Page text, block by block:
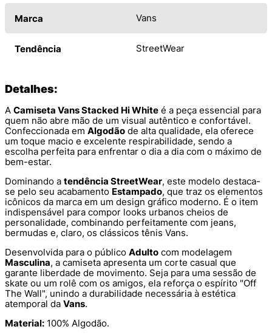
Marca Vans
Tendência StreetWear
Detalhes:
A Camiseta Vans Stacked Hi White é a peça essencial para
quem não abre mão de um visual autêntico e confortável.
Confeccionada em Algodão de alta qualidade, ela oferece
um toque macio e excelente respirabilidade, sendo a
escolha perfeita para enfrentar o dia a dia com o máximo de
bem-estar.
Dominando a tendência StreetWear, este modelo destaca-
se pelo seu acabamento Estampado, que traz os elementos
icônicos da marca em um design gráfico moderno. É o item
indispensável para compor looks urbanos cheios de
personalidade, combinando perfeitamente com jeans,
bermudas e, claro, os clássicos tênis Vans.
Desenvolvida para o público Adulto com modelagem
Masculina, a camiseta apresenta um corte casual que
garante liberdade de movimento. Seja para uma sessão de
skate ou um rolê com os amigos, ela reforça o espírito "Off
The Wall", unindo a durabilidade necessária à estética
atemporal da Vans.
Material: 100% Algodão.